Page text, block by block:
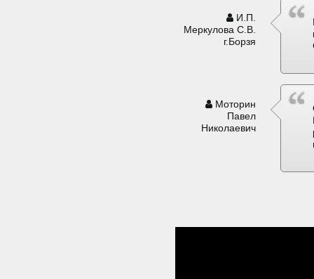
И.П.
Меркулова С.В.
г.Борзя
Моторин
Павел
Николаевич